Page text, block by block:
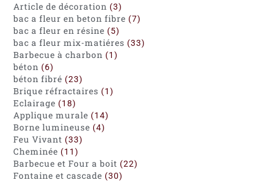
Article de décoration 3
bac a fleur en beton fibre 7
bac a fleur en résine 5
bac a fleur mix-matiéres 33
Barbecue à charbon 1
béton 6
béton fibré 23
Brique réfractaires 1
Eclairage 18
Applique murale 14
Borne lumineuse 4
Feu Vivant 33
Cheminée 11
Barbecue et Four a boit 22
Fontaine et cascade 30